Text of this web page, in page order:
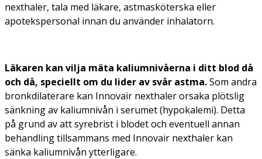
nexthaler, tala med läkare, astmasköterska eller
apotekspersonal innan du använder inhalatorn.
Läkaren kan vilja mäta kaliumnivåerna i ditt blod då
och då, speciellt om du lider av svår astma.Som andra
bronkdilaterare kan Innovair nexthaler orsaka plötslig
sänkning av kaliumnivån i serumet (hypokalemi). Detta
på grund av att syrebrist i blodet och eventuell annan
behandling tillsammans med Innovair nexthaler kan
sänka kaliumnivån ytterligare.